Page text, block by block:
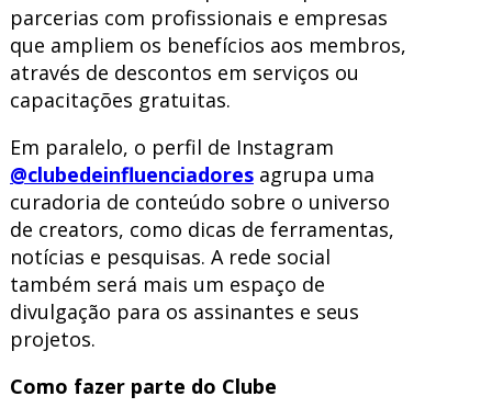
parcerias com profissionais e empresas
que ampliem os benefícios aos membros,
através de descontos em serviços ou
capacitações gratuitas.
Em paralelo, o perfil de Instagram
@clubedeinfluenciadores agrupa uma
curadoria de conteúdo sobre o universo
de creators, como dicas de ferramentas,
notícias e pesquisas. A rede social
também será mais um espaço de
divulgação para os assinantes e seus
projetos.
Como fazer parte do Clube